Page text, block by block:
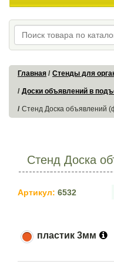
Главная Стенды для
Доски объявлений в
Стенд Доска объявлений
Стенд Доска
Артикул: 6532
пластик 3мм